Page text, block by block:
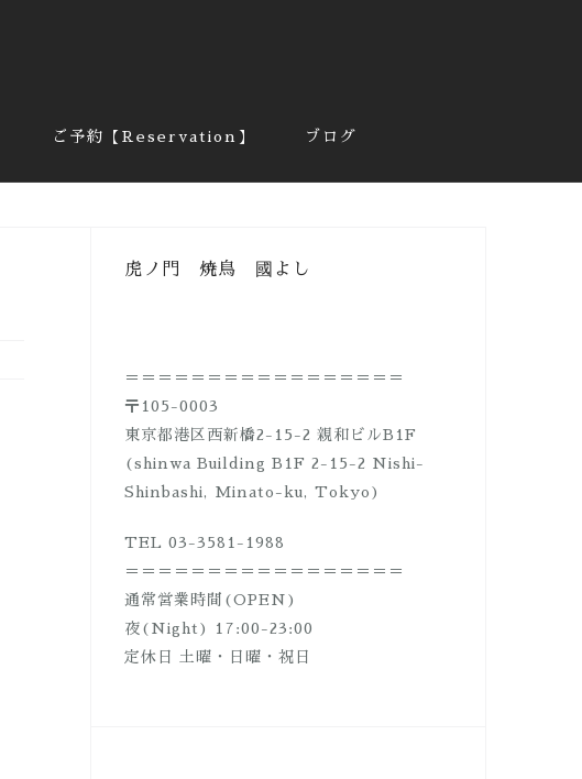
ご予約【Reservation】 ブログ
虎ノ門 焼鳥 國よし
＝＝＝＝＝＝＝＝＝＝＝＝＝＝＝＝＝
〒105-0003
東京都港区西新橋2-15-2 親和ビルB1F
(shinwa Building B1F 2-15-2 Nishi-
Shinbashi, Minato-ku, Tokyo)
TEL 03-3581-1988
＝＝＝＝＝＝＝＝＝＝＝＝＝＝＝＝＝
通常営業時間(OPEN)
夜(Night) 17:00-23:00
定休日 土曜・日曜・祝日